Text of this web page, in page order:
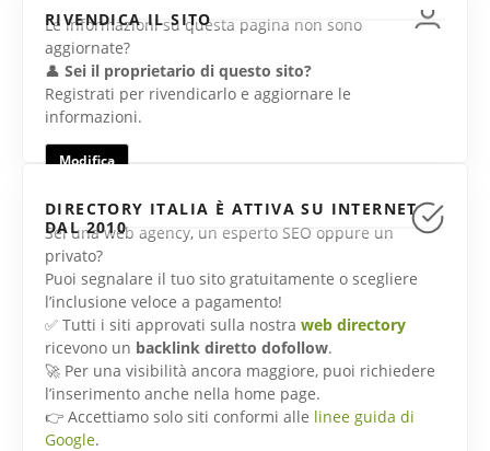
RIVENDICA IL SITO
Le informazioni su questa pagina non sono
aggiornate?
👤 Sei il proprietario di questo sito?
Registrati per rivendicarlo e aggiornare le
informazioni.
Modifica
DIRECTORY ITALIA È ATTIVA SU INTERNET
DAL 2010
Sei una web agency, un esperto SEO oppure un
privato?
Puoi segnalare il tuo sito gratuitamente o scegliere
l’inclusione veloce a pagamento!
✅ Tutti i siti approvati sulla nostra web directory
ricevono un backlink diretto dofollow.
🚀 Per una visibilità ancora maggiore, puoi richiedere
l’inserimento anche nella home page.
👉 Accettiamo solo siti conformi alle linee guida di
Google.